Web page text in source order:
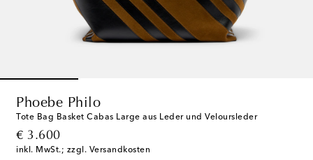
Phoebe Philo
Tote Bag Basket Cabas Large aus Leder und Veloursleder
€ 3.600
original price
inkl. MwSt.; zzgl. Versandkosten